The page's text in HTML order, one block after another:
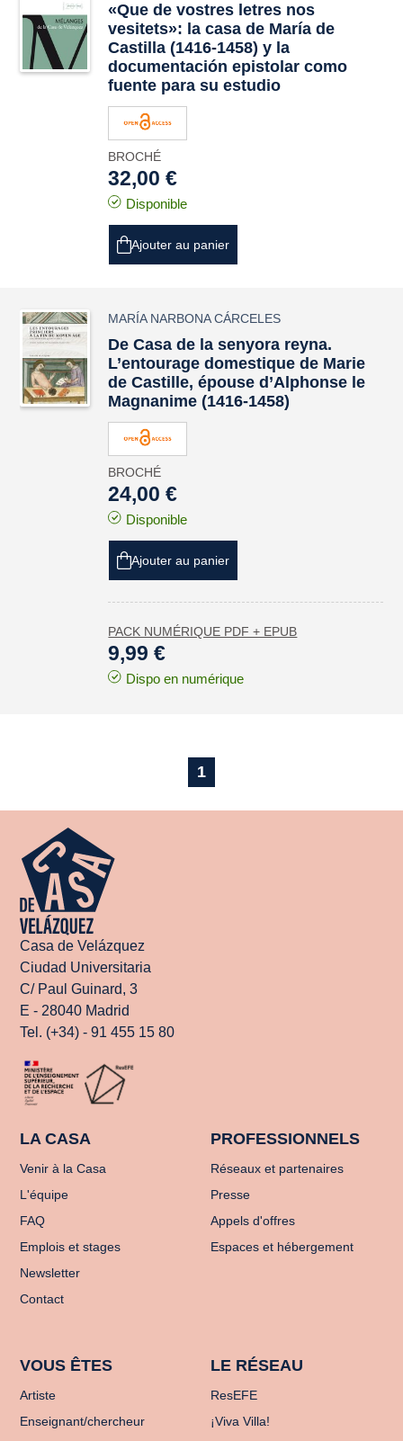
«Que de vostres letres nos
vesitets»: la casa de María de
Castilla (1416-1458) y la
documentación epistolar como
fuente para su estudio
BROCHÉ
32,00 €
Disponible
Ajouter au panier
MARÍA NARBONA CÁRCELES
De Casa de la senyora reyna.
L’entourage domestique de Marie
de Castille, épouse d’Alphonse le
Magnanime (1416-1458)
BROCHÉ
24,00 €
Disponible
Ajouter au panier
PACK NUMÉRIQUE PDF + EPUB
9,99 €
Dispo en numérique
1
Casa de Velázquez
Ciudad Universitaria
C/ Paul Guinard, 3
E - 28040 Madrid
Tel. (+34) - 91 455 15 80
LA CASA
Venir à la Casa
L'équipe
FAQ
Emplois et stages
Newsletter
Contact
PROFESSIONNELS
Réseaux et partenaires
Presse
Appels d'offres
Espaces et hébergement
VOUS ÊTES
Artiste
Enseignant/chercheur
LE RÉSEAU
ResEFE
¡Viva Villa!